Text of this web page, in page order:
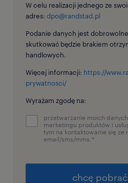
W celu realizacji jednego ze
adres: dpo@randstad.pl
Podanie danych jest
skutkować będzie brakiem
handlowych.
Więcej informacji: https://
prywatnosci/
Wyrażam zgodę na:
przetwarzanie moich
marketingu produktów i
tym na kontaktowanie się ze
email/sms/mms. *